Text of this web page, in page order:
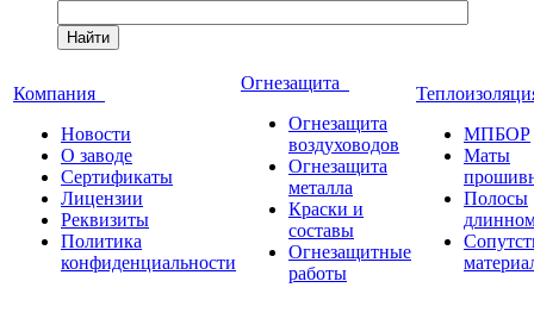
Найти
Компания
Новости
О заводе
Сертификаты
Лицензии
Реквизиты
Политика
конфиденциальности
Огнезащита
Огнезащита
воздуховодов
Огнезащита
металла
Краски и
составы
Огнезащитные
работы
МПБОР
Маты
Полосы